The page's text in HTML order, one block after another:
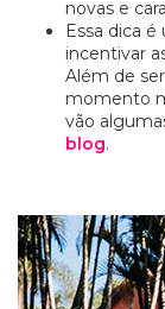
novas e
Essa dica
incentivar
Além de
momento
vão
blog.